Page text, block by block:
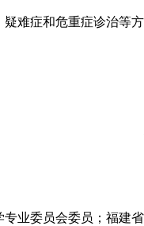
疑难症和危重症诊治等
专业委员会委员；福建